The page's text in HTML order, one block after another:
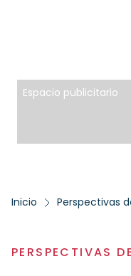
Espacio publicitario
Inicio Perspectivas
PERSPECTIVAS